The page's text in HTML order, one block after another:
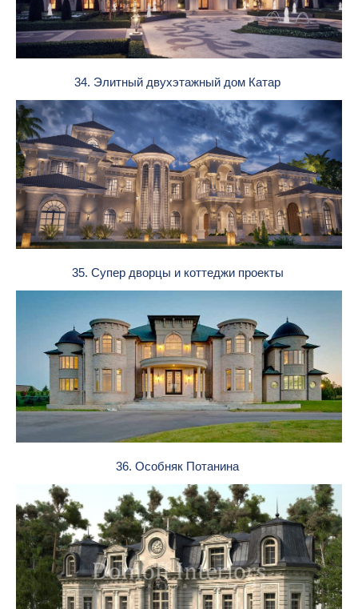
34. Элитный двухэтажный дом Катар
35. Супер дворцы и коттеджи проекты
36. Особняк Потанина